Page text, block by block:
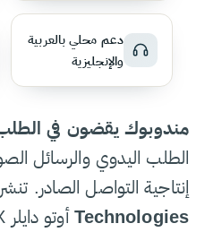
دعم محلي بالعربية
والإنجليزية
مندوبوك يقضون في
الطلب اليدوي والرسائل
إنتاجية التواصل الصادر. تنشر
Technologies